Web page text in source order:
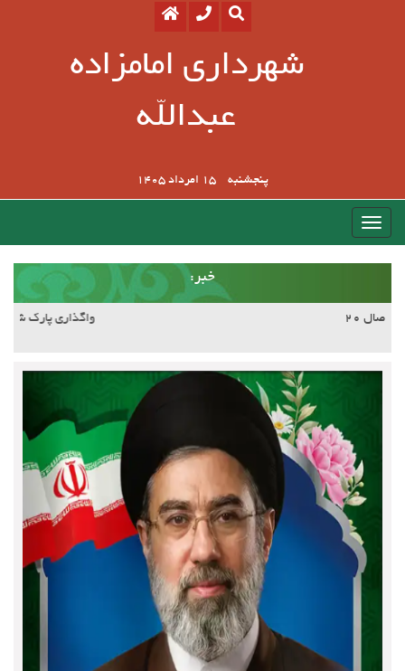
شهرداری امامزاده
عبدالله
پنجشنبه 15 امرداد 1405
:خبر
آسفالت کوچه وصال ۲۰